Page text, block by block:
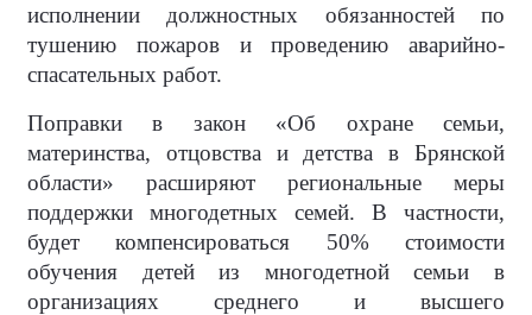
исполнении должностных обязанностей по
тушению пожаров и проведению аварийно-
спасательных работ.
Поправки в закон «Об охране семьи,
материнства, отцовства и детства в Брянской
области» расширяют региональные меры
поддержки многодетных семей. В частности,
будет компенсироваться 50% стоимости
обучения детей из многодетной семьи в
организациях среднего и высшего